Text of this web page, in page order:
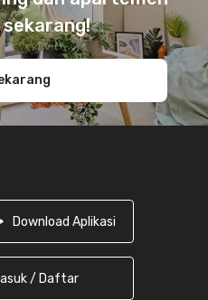
Download Aplikasi
/ Daftar